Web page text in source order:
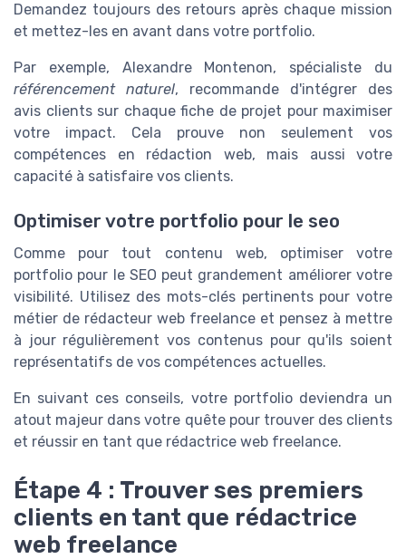
Demandez toujours des retours après chaque mission
et mettez-les en avant dans votre portfolio.
Par exemple, Alexandre Montenon, spécialiste du
référencement naturel, recommande d'intégrer des
avis clients sur chaque fiche de projet pour maximiser
votre impact. Cela prouve non seulement vos
compétences en rédaction web, mais aussi votre
capacité à satisfaire vos clients.
Optimiser votre portfolio pour le seo
Comme pour tout contenu web, optimiser votre
portfolio pour le SEO peut grandement améliorer votre
visibilité. Utilisez des mots-clés pertinents pour votre
métier de rédacteur web freelance et pensez à mettre
à jour régulièrement vos contenus pour qu'ils soient
représentatifs de vos compétences actuelles.
En suivant ces conseils, votre portfolio deviendra un
atout majeur dans votre quête pour trouver des clients
et réussir en tant que rédactrice web freelance.
Étape 4 : Trouver ses premiers
clients en tant que rédactrice
web freelance